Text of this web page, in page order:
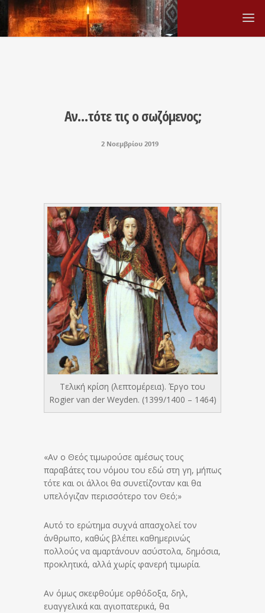
Αν…τότε τις ο σωζόμενος;
2 Νοεμβρίου 2019
Τελική κρίση (λεπτομέρεια). Έργο του
Rogier van der Weyden. (1399/1400 – 1464)
«Αν ο Θεός τιμωρούσε αμέσως τους
παραβάτες του νόμου του εδώ στη γη, μήπως
τότε και οι άλλοι θα συνετίζονταν και θα
υπελόγιζαν περισσότερο τον Θεό;»
Αυτό το ερώτημα συχνά απασχολεί τον
άνθρωπο, καθώς βλέπει καθημερινώς
πολλούς να αμαρτάνουν ασύστολα, δημόσια,
προκλητικά, αλλά χωρίς φανερή τιμωρία.
Αν όμως σκεφθούμε ορθόδοξα, δηλ,
ευαγγελικά και αγιοπατερικά, θα